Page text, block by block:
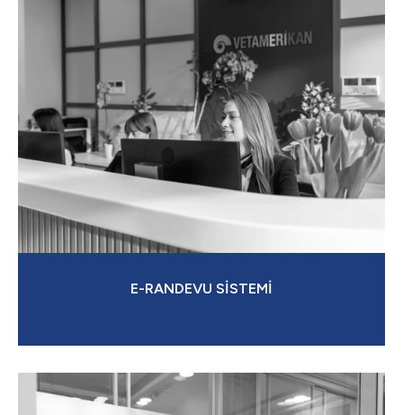
E-RANDEVU SİSTEMİ